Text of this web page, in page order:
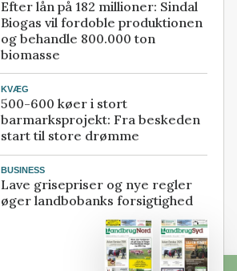
Efter lån på 182 millioner: Sindal
Biogas vil fordoble produktionen
og behandle 800.000 ton
biomasse
KVÆG
500-600 køer i stort
barmarksprojekt: Fra beskeden
start til store drømme
BUSINESS
Lave grisepriser og nye regler
øger landbobanks forsigtighed